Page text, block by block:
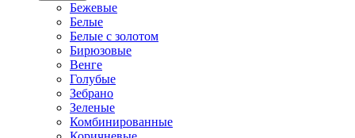
Бежевые
Белые
Белые с золотом
Бирюзовые
Венге
Голубые
Зебрано
Зеленые
Комбинированные